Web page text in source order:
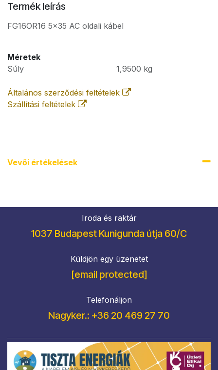
Termék leírás
FG16OR16 5x35 AC oldali kábel
Méretek
Súly
1,9500 kg
Általános szerződési feltételek
Szállítási feltételek
Vevői értékel​ések
Iroda és raktár
1037 Budapest Kunigunda útja 60/C
Küldjön egy üzenetet
[email protected]
Telefonáljon
Nagyker.: +36 20 469 27 70